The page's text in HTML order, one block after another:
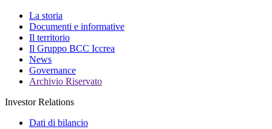
La storia
Documenti e informative
Il territorio
Il Gruppo BCC Iccrea
News
Governance
Archivio Riservato
Investor Relations
Dati di bilancio